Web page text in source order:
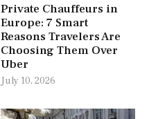
Private Chauffeurs in
Europe: 7 Smart
Reasons Travelers Are
Choosing Them Over
Uber
July 10, 2026